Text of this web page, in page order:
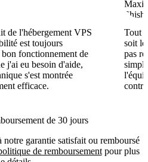
de l'hébergement VPS
est toujours
fonctionnement de
j'ai eu besoin d'aide,
s'est montrée
efficace.
Tout
soit
pas
de 30 jours
notre garantie satisfait ou remboursé
de remboursementpour plus